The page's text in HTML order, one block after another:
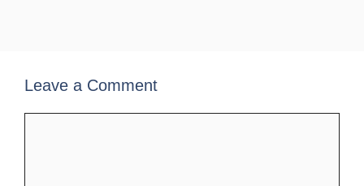
Leave a Comment